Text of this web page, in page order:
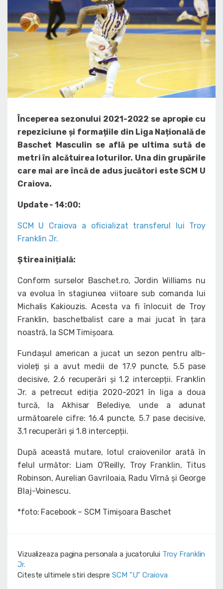
Începerea sezonului 2021-2022 se apropie cu
repeziciune și formațiile din Liga Națională de
Baschet Masculin se află pe ultima sută de
metri în alcătuirea loturilor. Una din grupările
care mai are încă de adus jucători este SCM U
Craiova.
Update - 14:00:
SCM U Craiova a oficializat transferul lui Troy
Franklin Jr.
Știrea inițială:
Conform surselor Baschet.ro, Jordin Williams nu
va evolua în stagiunea viitoare sub comanda lui
Michalis Kakiouzis. Acesta va fi înlocuit de Troy
Franklin, baschetbalist care a mai jucat în țara
noastră, la SCM Timișoara.
Fundașul american a jucat un sezon pentru alb-
violeți și a avut medii de 17.9 puncte, 5.5 pase
decisive, 2.6 recuperări și 1.2 intercepții. Franklin
Jr. a petrecut ediția 2020-2021 în liga a doua
turcă, la Akhisar Belediye, unde a adunat
următoarele cifre: 16.4 puncte, 5.7 pase decisive,
3.1 recuperări și 1.8 intercepții.
După această mutare, lotul craiovenilor arată în
felul următor: Liam O'Reilly, Troy Franklin, Titus
Robinson, Aurelian Gavriloaia, Radu Vîrnă și George
Blaj-Voinescu.
*foto: Facebook – SCM Timișoara Baschet
Vizualizeaza pagina personala a jucatorului Troy Franklin
Jr.
Citeste ultimele stiri despre SCM "U" Craiova